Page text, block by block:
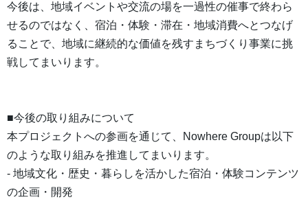
今後は、地域イベントや交流の場を一過性の催事で終わら
せるのではなく、宿泊・体験・滞在・地域消費へとつなげ
ることで、地域に継続的な価値を残すまちづくり事業に挑
戦してまいります。
■今後の取り組みについて
本プロジェクトへの参画を通じて、Nowhere Groupは以下
のような取り組みを推進してまいります。
- 地域文化・歴史・暮らしを活かした宿泊・体験コンテンツ
の企画・開発